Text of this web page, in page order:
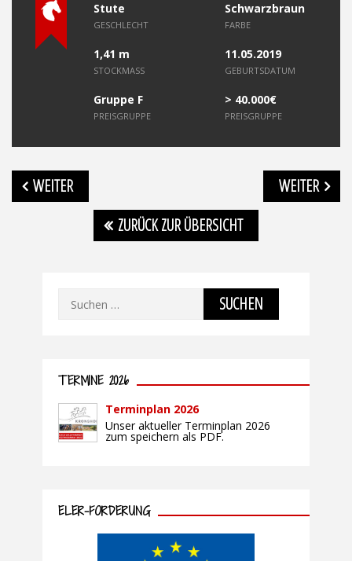
Stute Schwarzbraun
GESCHLECHT FARBE
1,41 m 11.05.2019
STOCKMASS GEBURTSDATUM
Gruppe F > 40.000€
PREISGRUPPE PREISGRUPPE
Beitragsnavigation WEITER
WEITER
ZURÜCK ZUR ÜBERSICHT
Suchen
TERMINE 2026
Terminplan 2026
Unser aktueller Terminplan 2026
zum speichern als PDF.
ELER-FÖRDERUNG